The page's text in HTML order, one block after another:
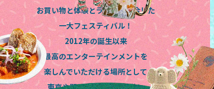
お買い物と体験とライブが融合した
一大フェスティバル！
2012年の誕生以来
最高のエンターテインメントを
楽しんでいただける場所として
東京や関西、東海や北海道と